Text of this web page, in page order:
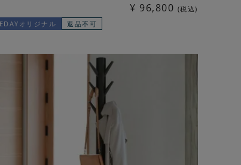
¥ 96,800
税込
オリジナル
返品不可